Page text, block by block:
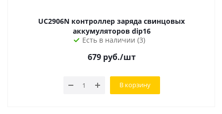
UC2906N контроллер заряда свинцовых
аккумуляторов dip16
Есть в наличии (3)
679руб./шт
В корзину